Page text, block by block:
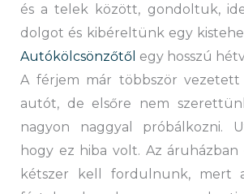
és a telek között, gondoltuk,
dolgot és kibéreltünk egy
Autókölcsönzőtől egy hosszú
A férjem már többször vezetett
autót, de elsőre nem
nagyon naggyal próbálkozni.
hogy ez hiba volt. Az
kétszer kell fordulnunk, mert